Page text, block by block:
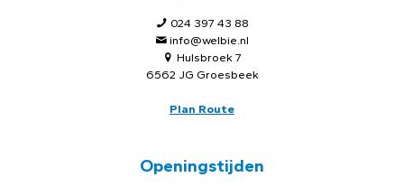
024 397 43 88
info@welbie.nl
Hulsbroek 7
6562 JG Groesbeek
Plan Route
Openingstijden